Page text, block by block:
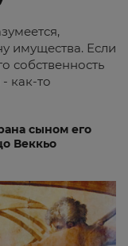
имущества. Если
собственность
как-то
сыном его
Веккьо